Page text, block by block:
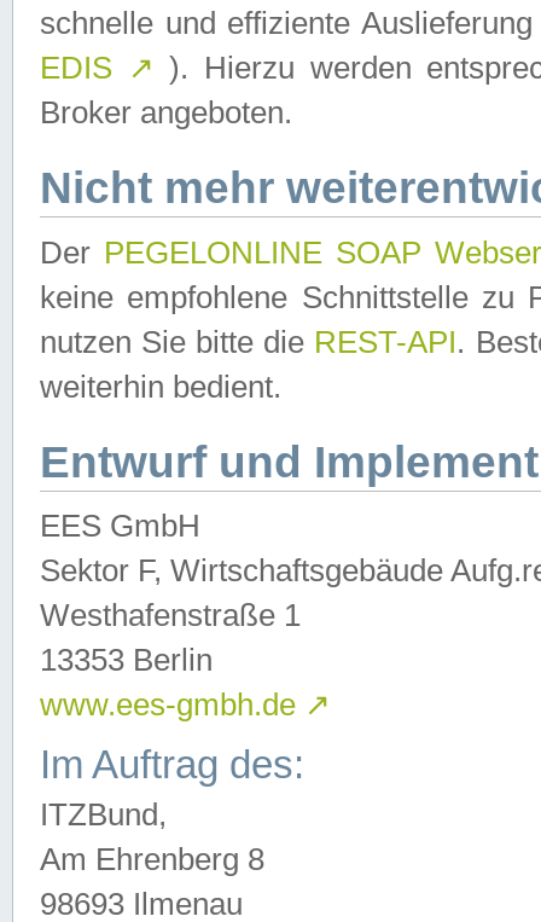
schnelle und effiziente
EDIS ↗ ). Hierzu werden
Broker angeboten.
Nicht mehr
Der PEGELONLINE SOAP
keine empfohlene Schnittstelle zu
nutzen Sie bitte die REST-API.
weiterhin bedient.
Entwurf und
EES GmbH
Sektor F, Wirtschaftsgebäude
Westhafenstraße 1
13353 Berlin
www.ees-gmbh.de ↗
Im Auftrag des:
ITZBund,
Am Ehrenberg 8
98693 Ilmenau